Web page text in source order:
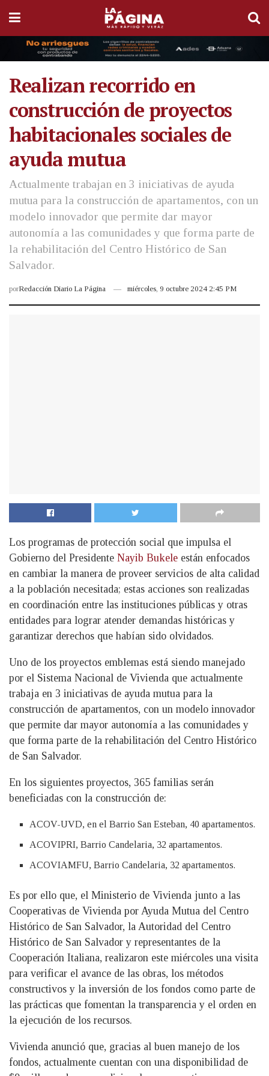
Realizan recorrido en
construcción de proyectos
habitacionales sociales de
ayuda mutua
Actualmente trabajan en 3 iniciativas de ayuda
mutua para la construcción de apartamentos, con un
modelo innovador que permite dar mayor
autonomía a las comunidades y que forma parte de
la rehabilitación del Centro Histórico de San
Salvador.
porRedacción Diario La Página miércoles, 9 octubre 2024 2:45 PM
Los programas de protección social que impulsa el
Gobierno del Presidente Nayib Bukele están enfocados
en cambiar la manera de proveer servicios de alta calidad
a la población necesitada; estas acciones son realizadas
en coordinación entre las instituciones públicas y otras
entidades para lograr atender demandas históricas y
garantizar derechos que habían sido olvidados.
Uno de los proyectos emblemas está siendo manejado
por el Sistema Nacional de Vivienda que actualmente
trabaja en 3 iniciativas de ayuda mutua para la
construcción de apartamentos, con un modelo innovador
que permite dar mayor autonomía a las comunidades y
que forma parte de la rehabilitación del Centro Histórico
de San Salvador.
En los siguientes proyectos, 365 familias serán
beneficiadas con la construcción de:
ACOV-UVD, en el Barrio San Esteban, 40 apartamentos.
ACOVIPRI, Barrio Candelaria, 32 apartamentos.
ACOVIAMFU, Barrio Candelaria, 32 apartamentos.
Es por ello que, el Ministerio de Vivienda junto a las
Cooperativas de Vivienda por Ayuda Mutua del Centro
Histórico de San Salvador, la Autoridad del Centro
Histórico de San Salvador y representantes de la
Cooperación Italiana, realizaron este miércoles una visita
para verificar el avance de las obras, los métodos
constructivos y la inversión de los fondos como parte de
las prácticas que fomentan la transparencia y el orden en
la ejecución de los recursos.
Vivienda anunció que, gracias al buen manejo de los
fondos, actualmente cuentan con una disponibilidad de